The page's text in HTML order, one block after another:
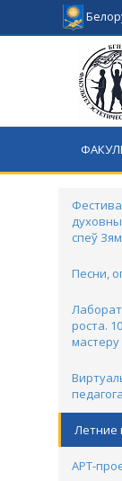
спеў
Песни,
роста.
мастеру
Летние
АРТ-